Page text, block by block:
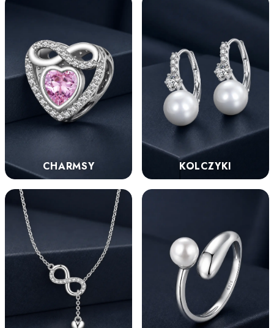
CHARMSY KOLCZYKI